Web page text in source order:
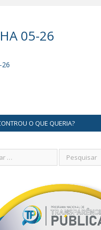
05-26
26
O QUE QUERIA?